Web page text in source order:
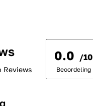
Reviews
0.0 /10
Beoordeling